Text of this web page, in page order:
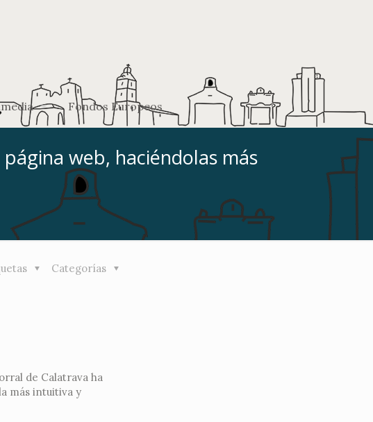
Fondos Europeos
web, haciéndolas más
Categorías
de Calatrava ha
más intuitiva y